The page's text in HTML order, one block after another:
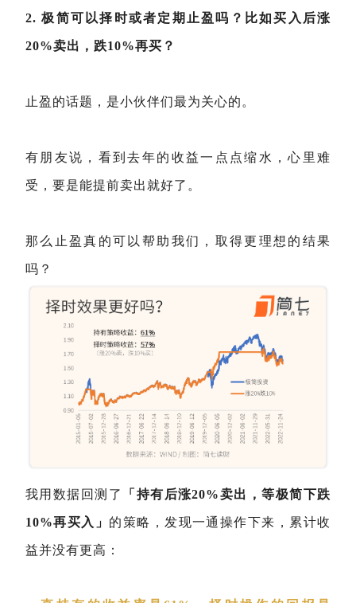
2. 极简可以择时或者定期止盈吗？比如买入后涨
20%卖出，跌10%再买？
止盈的话题，是小伙伴们最为关心的。
有朋友说，看到去年的收益一点点缩水，心里难
受，要是能提前卖出就好了。
那么止盈真的可以帮助我们，取得更理想的结果
吗？
我用数据回测了 「持有后涨20%卖出，等极简下跌
10%再买入」 的策略，发现一通操作下来，累计收
益并没有更高：